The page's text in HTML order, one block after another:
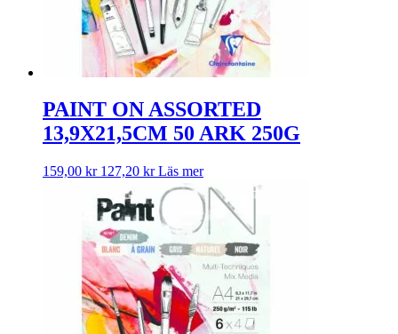
PAINT ON ASSORTED
13,9X21,5CM 50 ARK 250G
159,00 kr 127,20 kr Läs mer